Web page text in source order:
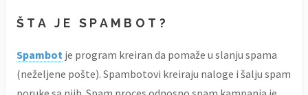
ŠTA JE SPAMBOT?
Spambot je program kreiran da pomaže u slanju spama
(neželjene pošte). Spambotovi kreiraju naloge i šalju spam